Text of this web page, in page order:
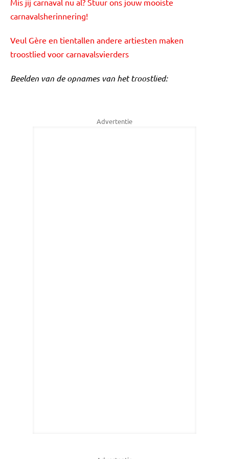
Mis jij carnaval nu al? Stuur ons jouw mooiste
carnavalsherinnering!
Veul Gère en tientallen andere artiesten maken
troostlied voor carnavalsvierders
Beelden van de opnames van het troostlied:
Advertentie